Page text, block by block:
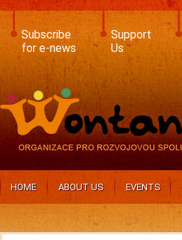
Skip
main
content
Subscribe
for e-news
Support
Us
HOME ABOUT US EVENTS